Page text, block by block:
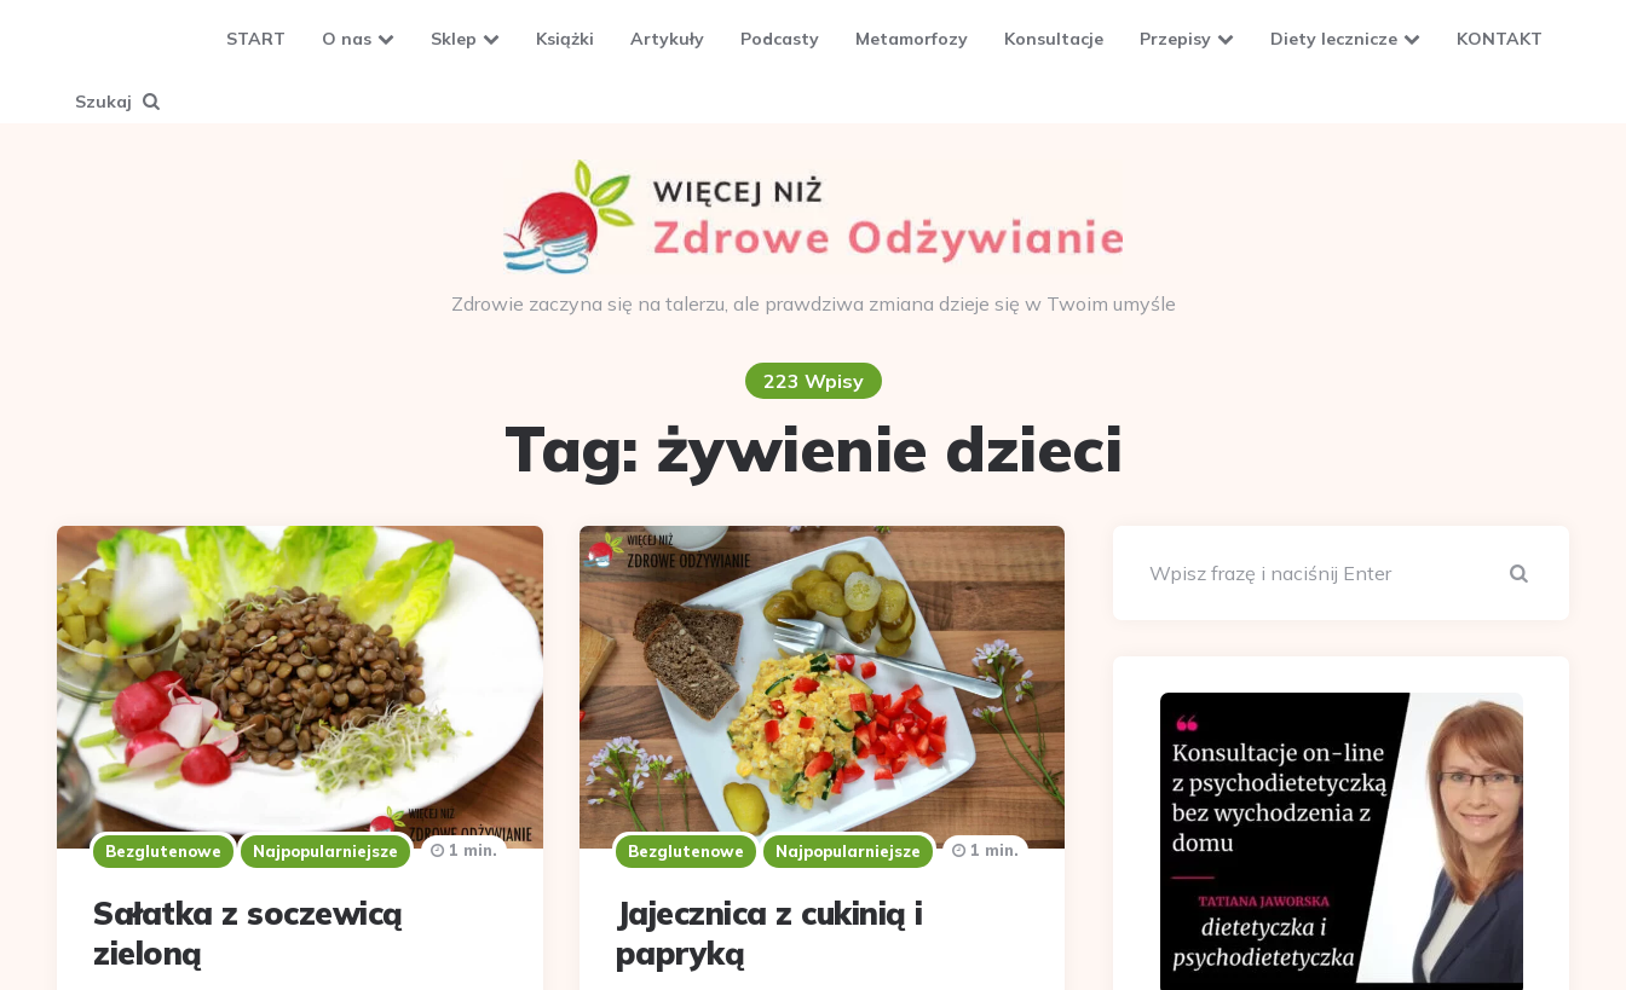
START O nas Sklep Książki Artykuły Podcasty Metamorfozy Konsultacje Przepisy Diety lecznicze KONTAKT
Szukaj
Zdrowie zaczyna się na talerzu, ale prawdziwa zmiana dzieje się w Twoim umyśle
223 Wpisy
Tag: żywienie dzieci
Bezglutenowe Najpopularniejsze
Sałatka z soczewicą
zieloną
1 min. Bezglutenowe Najpopularniejsze
Jajecznica z cukinią i
papryką
1 min.